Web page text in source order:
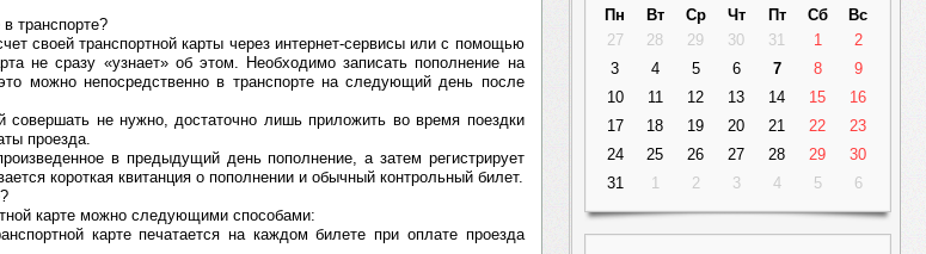
транспорте?
своей транспортной карты через интернет-сервисы или с помощью
не сразу «узнает» об этом. Необходимо записать пополнение на
можно непосредственно в транспорте на следующий день после
совершать не нужно, достаточно лишь приложить во время поездки
проезда.
в предыдущий день пополнение, а затем регистрирует
короткая квитанция о пополнении и обычный контрольный билет.
карте можно следующими способами:
карте печатается на каждом билете при оплате проезда
Пн
Вт Ср Чт Пт Сб
Вс
27
28 29 30 31 1
2
3
4 5 6 7 8
9
10
11 12 13 14 15
16
17
18 19 20 21 22
23
24
25 26 27 28 29
30
31
1 2 3 4 5 6